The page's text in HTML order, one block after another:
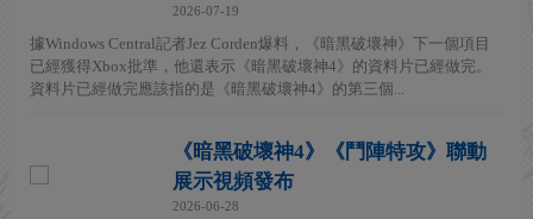
2026-07-19
據Windows Central記者Jez Corden爆料，《暗黑破壞神》下一個項目
已經獲得Xbox批準，他還表示《暗黑破壞神4》的資料片已經做完。
資料片已經做完應該指的是《暗黑破壞神4》的第三個...
《暗黑破壞神4》《鬥陣特攻》聯動
展示視頻發布
2026-06-28